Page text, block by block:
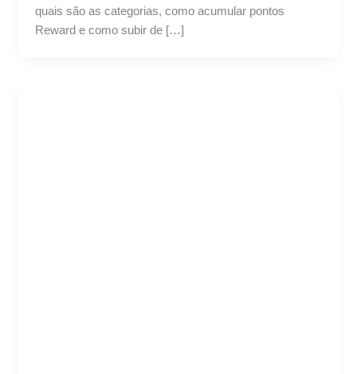
quais são as categorias, como acumular pontos
Reward e como subir de […]